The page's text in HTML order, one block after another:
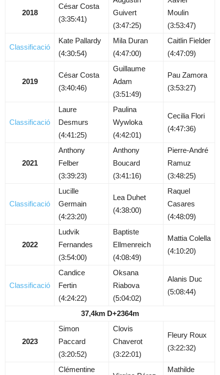
2018
César Costa
(3:35:41)
Guivert
(3:47:25)
Moulin
(3:53:47)
Classificació
Kate Pallardy
(4:30:54)
Mila Duran
(4:47:00)
Caitlin Fielder
(4:47:09)
2019
César Costa
(3:40:46)
Guillaume
Adam
(3:51:49)
Pau Zamora
(3:53:27)
Classificació
Laure
Desmurs
(4:41:25)
Paulina
Wywloka
(4:42:01)
Cecilia Flori
(4:47:36)
2021
Anthony
Felber
(3:39:23)
Anthony
Boucard
(3:41:16)
Pierre-André
Ramuz
(3:48:25)
Classificació
Lucille
Germain
(4:23:20)
Lea Duhet
(4:38:00)
Raquel
Casares
(4:48:09)
2022
Ludvik
Fernandes
(3:54:00)
Baptiste
Ellmenreich
(4:08:49)
Mattia Colella
(4:10:20)
Classificació
Candice
Fertin
(4:24:22)
Oksana
Riabova
(5:04:02)
Alanis Duc
(5:08:44)
37,4km D+2364m
2023
Simon
Paccard
(3:20:52)
Clovis
Chaverot
(3:22:01)
Fleury Roux
(3:22:32)
Clémentine Mathilde